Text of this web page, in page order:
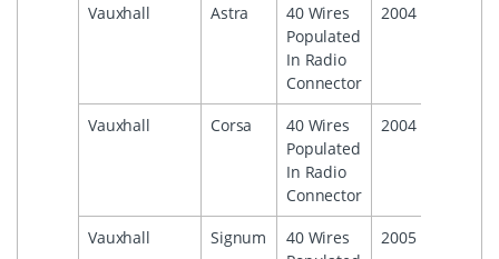
Vauxhall Astra
40 Wires
Populated
In Radio
Connector
2004
Vauxhall Corsa
40 Wires
Populated
In Radio
Connector
2004
Vauxhall Signum
40 Wires
2005